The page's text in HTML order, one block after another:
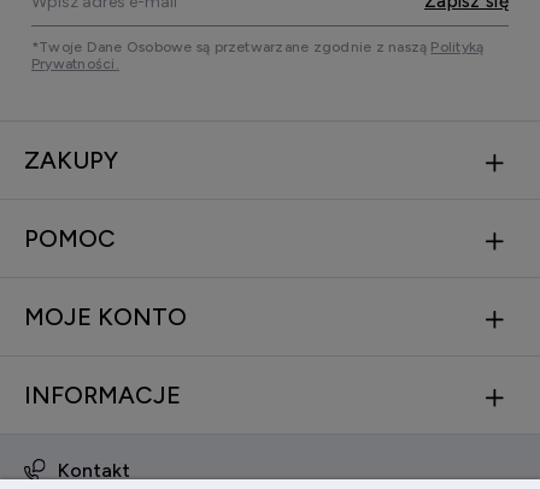
*Twoje Dane Osobowe są przetwarzane zgodnie z naszą Polityką
Prywatności.
ZAKUPY
POMOC
MOJE KONTO
INFORMACJE
Kontakt